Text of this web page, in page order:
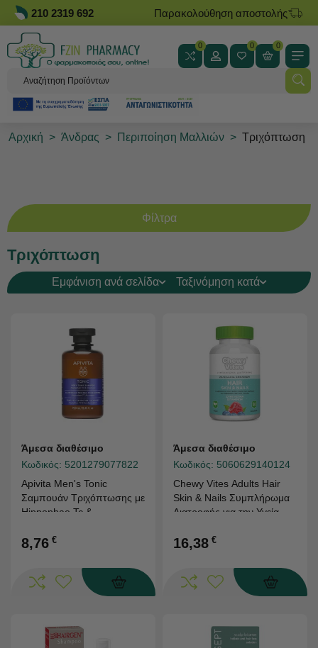
210 2319 692 Παρακολούθηση αποστολής
0 0 0
Αρχική > Άνδρας > Περιποίηση Μαλλιών > Τριχόπτωση
Φίλτρα
Τριχόπτωση
Εμφάνιση ανά σελίδα Ταξινόμηση κατά
Άμεσα διαθέσιμο
Κωδικός: 5201279077822
Apivita Men's Tonic
Σαμπουάν Τριχόπτωσης με
Hippophae Tc &
8,76 €
Άμεσα διαθέσιμο
Κωδικός: 5060629140124
Chewy Vites Adults Hair
Skin & Nails Συμπλήρωμα
Διατροφής για την Υγεία
Νυχιών για Ενήλικες -
16,38 €